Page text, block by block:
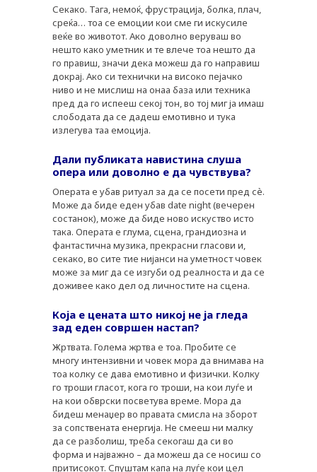
КАРИЕРА
КОНТАКТ
Секако. Тага, немоќ, фрустрација, болка, плач,
среќа… тоа се емоции кои сме ги искусиле
веќе во животот. Ако доволно веруваш во
нешто како уметник и те влече тоа нешто да
го правиш, значи дека можеш да го направиш
докрај. Ако си технички на високо пејачко
ниво и не мислиш на онаа база или техника
пред да го испееш секој тон, во тој миг ја имаш
слободата да се дадеш емотивно и тука
излегува таа емоција.
Дали публиката навистина слуша
опера или доволно е да чувствува?
Операта е убав ритуал за да се посети пред сѐ.
Може да биде еден убав date night (вечерен
состанок), може да биде ново искуство исто
така. Операта е глума, сцена, грандиозна и
фантастична музика, прекрасни гласови и,
секако, во сите тие нијанси на уметност човек
може за миг да се изгуби од реалноста и да се
доживее како дел од личностите на сцена.
Која е цената што никој не ја гледа
зад еден совршен настап?
Жртвата. Голема жртва е тоа. Пробите се
многу интензивни и човек мора да внимава на
тоа колку се дава емотивно и физички. Колку
го троши гласот, кога го троши, на кои луѓе и
на кои обврски посветува време. Мора да
бидеш менаџер во правата смисла на зборот
за сопствената енергија. Не смееш ни малку
да се разболиш, треба секогаш да си во
форма и најважно – да можеш да се носиш со
притисокот. Спуштам капа на луѓе кои цел